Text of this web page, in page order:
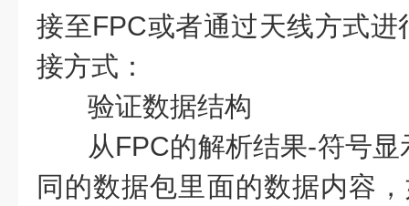
接至FPC或者通过天线方式
接方式：
验证数据结构
从FPC的解析结果-符号
同的数据包里面的数据内容